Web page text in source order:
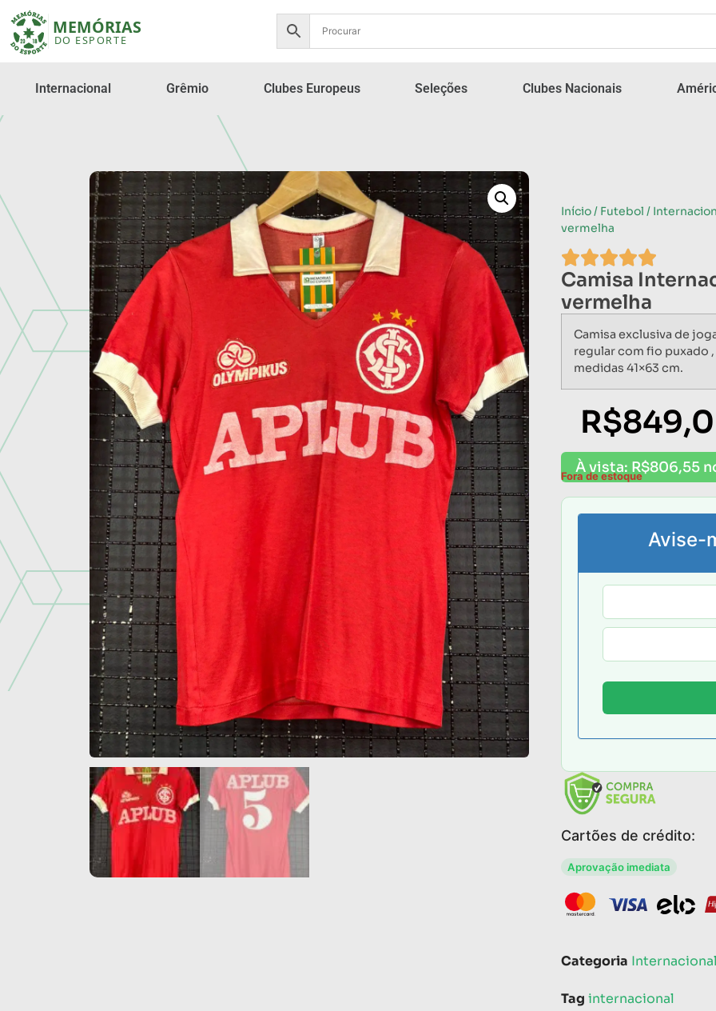
Internacional Grêmio Clubes Europeus Seleções Clubes Nacionais
Início/ Futebol /
vermelha
Camisa
vermelha
Camisa exclusiva de
regular com fio puxado ,
medidas 41×63 cm.
R$
À vista: R$806,55
Fora de estoque
Avise-
Cartões de crédito:
Aprovação imediata
Categoria
Tag internacional